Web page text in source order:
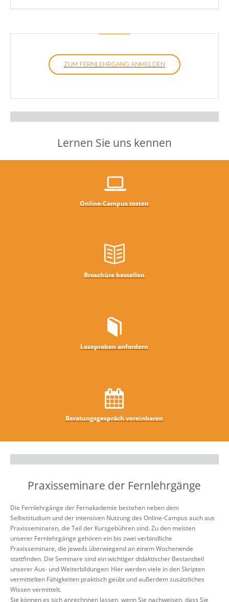
ZUM FERNLEHRGANG ANMELDEN
Lernen Sie uns kennen
Online-Campus testen
Broschüre bestellen
Leseproben anfordern
Beratungsgespräch vereinbaren
Praxisseminare der Fernlehrgänge
Die Fernlehrgänge der Fernakademie bestehen neben dem
Selbststudium und der intensiven Nutzung des Online-Campus auch aus
Praxisseminaren, die Teil der Kursgebühren sind. Zu den meisten
unserer Fernlehrgänge gehören ein bis zwei verbindliche
Praxisseminare, die jeweils überwiegend an einem Wochenende
stattfinden. Die Seminare sind ein wichtiger didaktischer Bestandteil
unserer Aus- und Weiterbildungen: Hier werden viele in den Skripten
vermittelten Fähigkeiten praktisch geübt und außerdem zusätzliches
Wissen vermittelt.
Sie können es sich anrechnnen lassen, wenn Sie nachweisen, dass Sie